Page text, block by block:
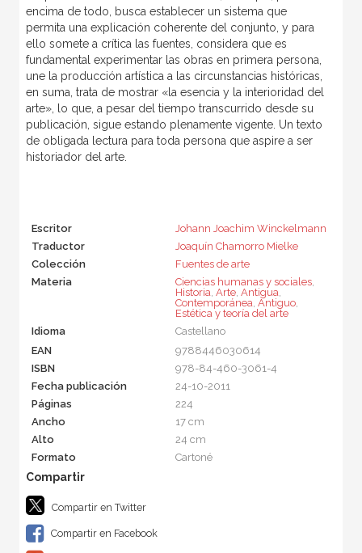
encima de todo, busca establecer un sistema que
permita una explicación coherente del conjunto, y para
ello somete a crítica las fuentes, considera que es
fundamental experimentar las obras en primera persona,
une la producción artística a las circunstancias históricas,
en suma, trata de mostrar «la esencia y la interioridad del
arte», lo que, a pesar del tiempo transcurrido desde su
publicación, sigue estando plenamente vigente. Un texto
de obligada lectura para toda persona que aspire a ser
historiador del arte.
Escritor
Johann Joachim Winckelmann
Traductor
Joaquín Chamorro Mielke
Colección
Fuentes de arte
Materia
Ciencias humanas y sociales,
Historia, Arte, Antigua,
Contemporánea, Antiguo,
Estética y teoría del arte
Idioma
Castellano
EAN
9788446030614
ISBN
978-84-460-3061-4
Fecha publicación
24-10-2011
Páginas
224
Ancho
17 cm
Alto
24 cm
Formato
Cartoné
Compartir en Twitter
Compartir en Facebook